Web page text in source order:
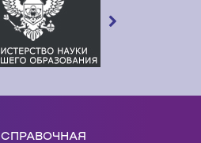
СПРАВОЧНАЯ